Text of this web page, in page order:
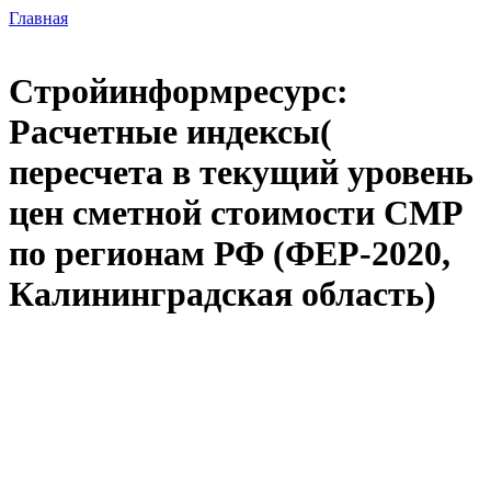
Главная
Стройинформресурс:
Расчетные индексы(
пересчета в текущий уровень
цен сметной стоимости СМР
по регионам РФ (ФЕР-2020,
Калининградская область)